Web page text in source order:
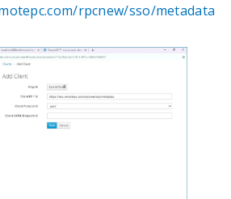
rpcnew/sso/metadata